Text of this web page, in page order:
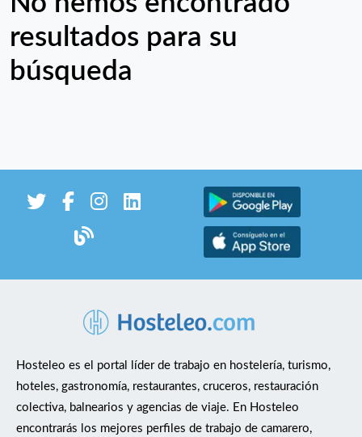
resultados para su
búsqueda
Hosteleo es el portal líder de trabajo en hostelería, turismo,
hoteles, gastronomía, restaurantes, cruceros, restauración
colectiva, balnearios y agencias de viaje. En Hosteleo
encontrarás los mejores perfiles de trabajo de camarero,